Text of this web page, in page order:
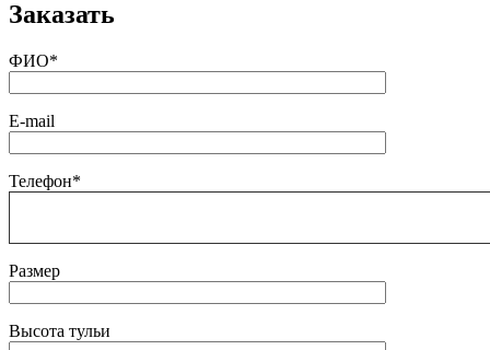
Заказать
ФИО*
E-mail
Телефон*
Размер
Высота тульи